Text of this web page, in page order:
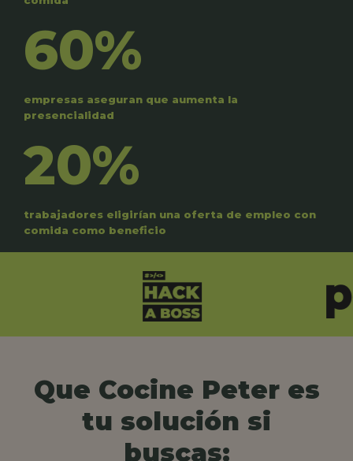
60%
empresas aseguran que aumenta la
presencialidad
20%
trabajadores eligirían una oferta de empleo con
comida como beneficio
Que Cocine Peter es
tu solución si
buscas: